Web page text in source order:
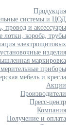
Продукция
системы и ЦОД
провод и аксессуары
лотки, короба, трубы
электрощитовых
изделия
маркировка
приборы
мебель и кресла
Акции
Производители
Пресс-центр
Компания
Получение и оплата